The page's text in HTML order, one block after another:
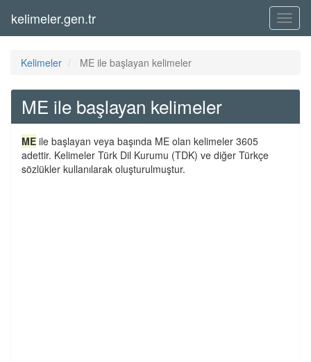
Menü
kelimeler.gen.tr
Kelimeler ME ile başlayan kelimeler
ME ile başlayan kelimeler
ME ile başlayan veya başında ME olan kelimeler 3605
adettir. Kelimeler Türk Dil Kurumu (TDK) ve diğer Türkçe
sözlükler kullanılarak oluşturulmuştur.